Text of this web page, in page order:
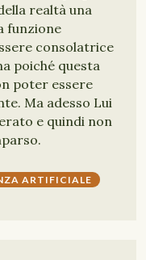
realtà una
funzione
consolatrice
poiché questa
poter essere
Ma adesso Lui
e quindi non
ARTIFICIALE